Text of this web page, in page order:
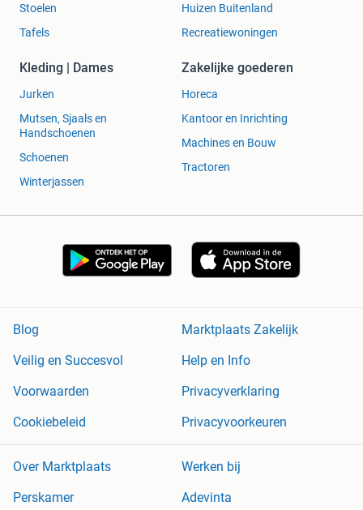
Stoelen
Tafels
Huizen Buitenland
Recreatiewoningen
Kleding | Dames
Jurken
Mutsen, Sjaals en
Handschoenen
Schoenen
Winterjassen
Zakelijke goederen
Horeca
Kantoor en Inrichting
Machines en Bouw
Tractoren
Blog
Marktplaats Zakelijk
Veilig en Succesvol
Help en Info
Voorwaarden
Privacyverklaring
Cookiebeleid
Privacyvoorkeuren
Over Marktplaats
Werken bij
Perskamer
Adevinta